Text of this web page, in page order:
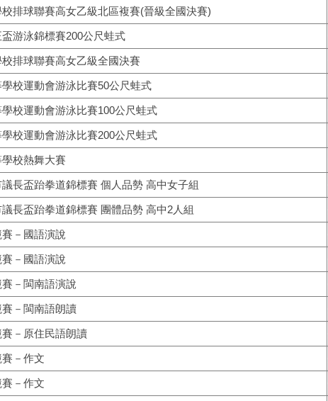
排球聯賽高女乙級北區複賽(晉級全國決賽)
游泳錦標賽200公尺蛙式
排球聯賽高女乙級全國決賽
校運動會游泳比賽50公尺蛙式
校運動會游泳比賽100公尺蛙式
校運動會游泳比賽200公尺蛙式
校熱舞大賽
長盃跆拳道錦標賽 個人品勢 高中女子組
長盃跆拳道錦標賽 團體品勢 高中2人組
－國語演說
－國語演說
－閩南語演說
－閩南語朗讀
－原住民語朗讀
－ 作文
－ 作文